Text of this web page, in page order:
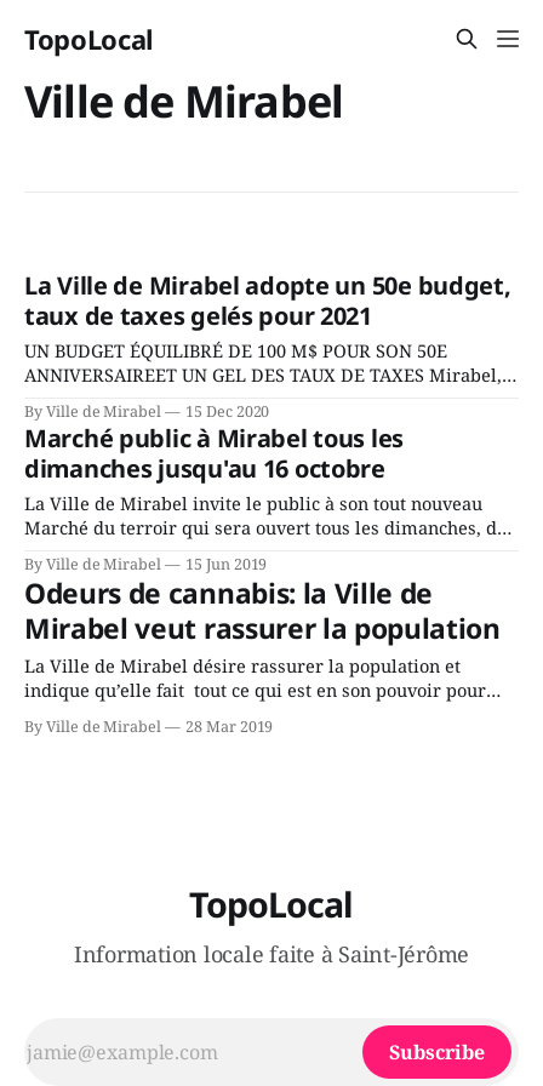
TopoLocal
Ville de Mirabel
La Ville de Mirabel adopte un 50e budget,
taux de taxes gelés pour 2021
UN BUDGET ÉQUILIBRÉ DE 100 M$ POUR SON 50E
ANNIVERSAIREET UN GEL DES TAUX DE TAXES Mirabel,
le 15 décembre 2020 – Le Conseil municipal de la Ville de
Mirabel a adopté, lors de la séance publique du 14
décembre, son budget 2021. « Ainsi, cette année, le budget
que nous déposons
By Ville de Mirabel 15 Dec 2020
Marché public à Mirabel tous les
dimanches jusqu'au 16 octobre
La Ville de Mirabel invite le public à son tout nouveau
Marché du terroir qui sera ouvert tous les dimanches, de
10 h à 15 h, du 16 juin au 6 octobre, au Centre culturel du
Domaine-Vert Nord, situé au 17530, rue Jacques-Cartier.
Une vingtaine d’exposants y
By Ville de Mirabel 15 Jun 2019
Odeurs de cannabis: la Ville de
Mirabel veut rassurer la population
La Ville de Mirabel désire rassurer la population et
indique qu’elle fait tout ce qui est en son pouvoir pour
trouver une solution suite aux plaintes de certains
citoyens concernant des odeurs qui émanent d’un
By Ville de Mirabel 28 Mar 2019
TopoLocal
Information locale faite à Saint-Jérôme
Subscribe